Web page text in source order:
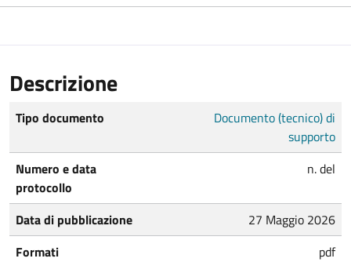
Descrizione
Tipo documento
Documento (tecnico) di
supporto
Numero e data
protocollo
n. del
Data di pubblicazione
27 Maggio 2026
Formati
pdf